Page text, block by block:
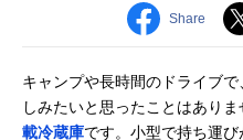
Share
キャンプや長時間のドライブ
しみたいと思ったことはあり
載冷蔵庫です。小型で持ち運び